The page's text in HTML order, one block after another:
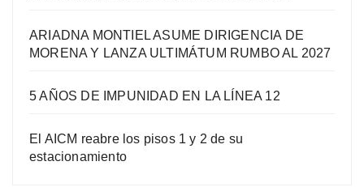
ARIADNA MONTIEL ASUME DIRIGENCIA DE
MORENA Y LANZA ULTIMÁTUM RUMBO AL 2027
5 AÑOS DE IMPUNIDAD EN LA LÍNEA 12
El AICM reabre los pisos 1 y 2 de su
estacionamiento